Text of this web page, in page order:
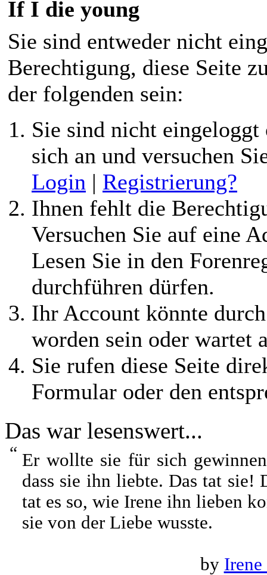
If I die young
Sie sind entweder nicht
Berechtigung, diese Seite
der folgenden sein:
Sie sind nicht
sich an und versuchen
Login | Registrierung?
Ihnen fehlt die
Versuchen Sie auf eine
Lesen Sie in den
durchführen dürfen.
Ihr Account könnte
worden sein oder wartet
Sie rufen diese Seite
Formular oder den
Das war lesenswert...
“ Er wollte sie für sich
dass sie ihn liebte. Das tat sie!
tat es so, wie Irene ihn lieben
sie von der Liebe wusste.
by